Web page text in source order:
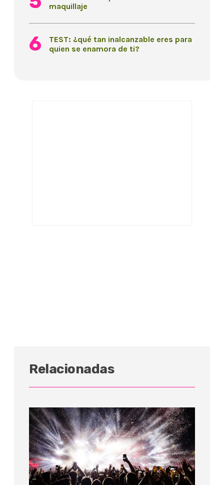
maquillaje
TEST: ¿qué tan inalcanzable eres para
quien se enamora de ti?
Relacionadas